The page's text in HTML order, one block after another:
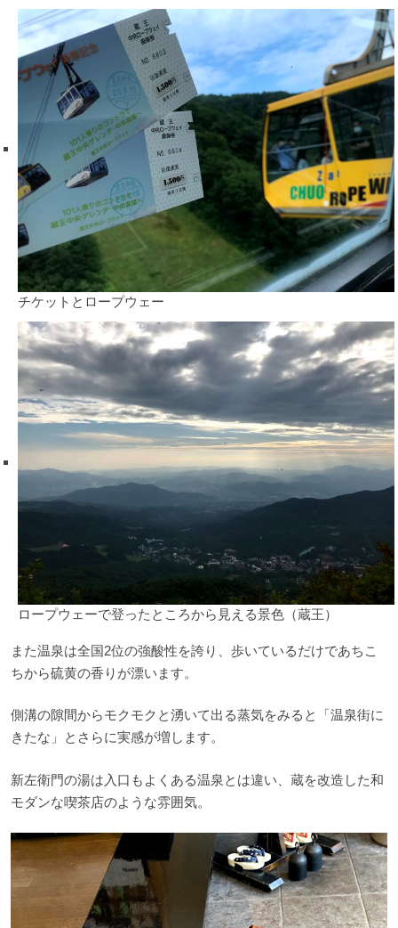
チケットとロープウェー
ロープウェーで登ったところから見える景色（蔵王）
また温泉は全国2位の強酸性を誇り、歩いているだけであちこ
ちから硫黄の香りが漂います。
側溝の隙間からモクモクと湧いて出る蒸気をみると「温泉街に
きたな」とさらに実感が増します。
新左衛門の湯は入口もよくある温泉とは違い、蔵を改造した和
モダンな喫茶店のような雰囲気。